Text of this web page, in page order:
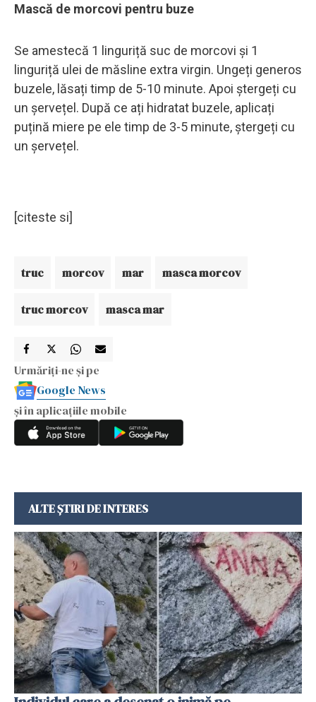
Mască de morcovi pentru buze
Se amestecă 1 linguriță suc de morcovi și 1
linguriță ulei de măsline extra virgin. Ungeți generos
buzele, lăsați timp de 5-10 minute. Apoi ștergeți cu
un șervețel. După ce ați hidratat buzele, aplicați
puțină miere pe ele timp de 3-5 minute, ștergeți cu
un șervețel.
[citeste si]
truc morcov mar masca morcov
truc morcov masca mar
Urmăriți-ne și pe
Google News
și în aplicațiile mobile
ALTE ȘTIRI DE INTERES